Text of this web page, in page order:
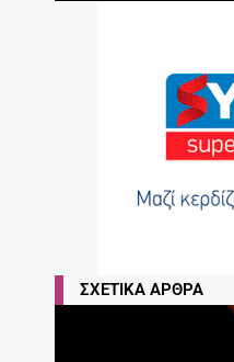
ΣΧΕΤΙΚΆ ΆΡΘΡΑ